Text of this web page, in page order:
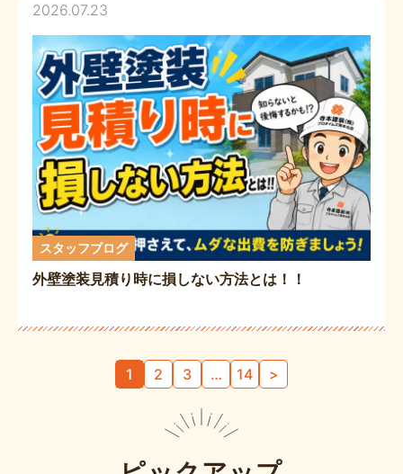
2026.07.23
スタッフブログ
外壁塗装見積り時に損しない方法とは！！
1 2 3 … 14 >